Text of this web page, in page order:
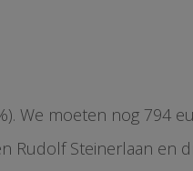
We moeten nog 794
Rudolf Steinerlaan en